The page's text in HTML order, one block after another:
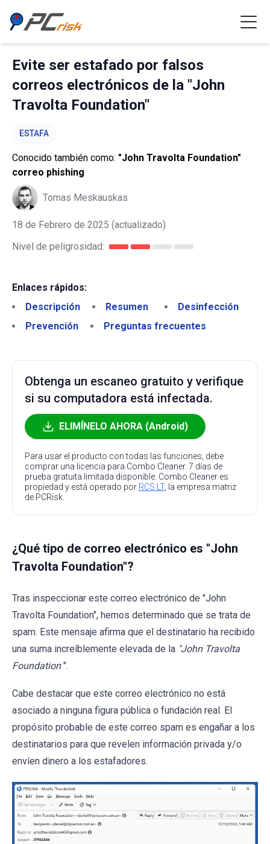
Evite ser estafado por falsos
correos electrónicos de la "John
Travolta Foundation"
ESTAFA
Conocido también como: "John Travolta Foundation"
correo phishing
Tomas Meskauskas
18 de Febrero de 2025 (actualizado)
Nivel de peligrosidad:
Enlaces rápidos:
Descripción
Resumen
Desinfección
Prevención
Preguntas frecuentes
Obtenga un escaneo gratuito y verifique
si su computadora está infectada.
ELIMÍNELO AHORA (Android)
Para usar el producto con todas las funciones, debe
comprar una licencia para Combo Cleaner. 7 días de
prueba gratuita limitada disponible. Combo Cleaner es
propiedad y está operado por RCS LT, la empresa matriz
de PCRisk.
¿Qué tipo de correo electrónico es "John
Travolta Foundation"?
Tras inspeccionar este correo electrónico de "John
Travolta Foundation", hemos determinado que se trata de
spam. Este mensaje afirma que el destinatario ha recibido
una suma increíblemente elevada de la "John Travolta
Foundation ".
Cabe destacar que este correo electrónico no está
asociado a ninguna figura pública o fundación real. El
propósito probable de este correo spam es engañar a los
destinatarios para que revelen información privada y/o
envíen dinero a los estafadores.